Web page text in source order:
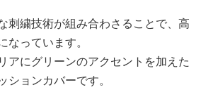
刺繍技術が組み合わさることで、高
っています。
アにグリーンのアクセントを加えた
ョンカバーです。